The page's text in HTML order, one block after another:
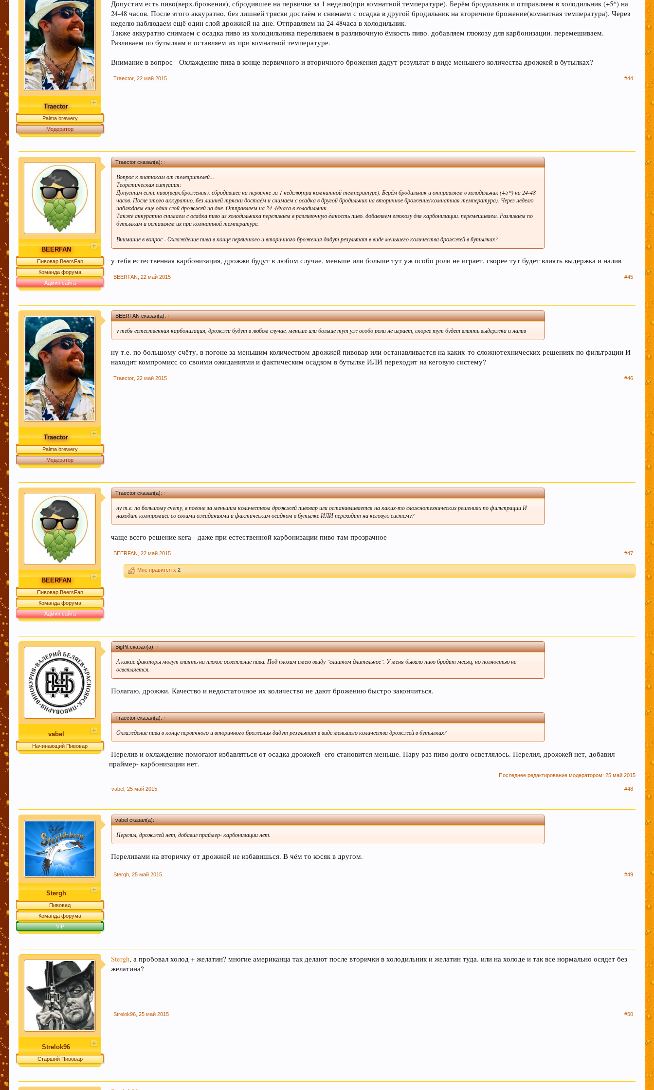
новичкам форума быстро находить нужную информацию по Облаку тэгов справа. Просьба к модераторам форума, так же помочь и по возможности
прописать в существующих темах ключевые слова внизу страницы. Спасибо! С уважением, администрация форума.
Уважаемый пользователь Гость, просьба быть внимательнее, и следить за своими сообщениями - все сообщения в спец. темах (все разделы форума кроме "флэйм, флуд, оффтопик")
не соответствующие по смыслу той теме в которой были написаны - будут удалены без предупреждения (даже если несут в себе ценную информацию, но при этом написаны "не там
где стоило"). Форум растет - содержать его "в чистоте" становиться сложнее, просим не усложнять труд модератора. Если Вы в растерянности по поводу поиска нужной темы – этот
момент можно уточнить в чате Надеемся на понимание, с ув, администрация форума.
УБЕДИТЕЛЬНАЯ ПРОСЬБА!!! Покинуть личные переписки, которые не актуальные для вас и не имеют информационной ценности! СПАСИБО
Этот сайт использует файлы cookie. Продолжая пользоваться данным сайтом, Вы соглашаетесь на использование нами Ваших файлов cookie.
Traector
Palma brewery
Модератор
Допустим есть пиво(верх.брожения), сбродившее на первичке за 1 неделю(при комнатной температуре). Берём бродильник и отправляем в холодильник (+5*) на
24-48 часов. После этого аккуратно, без лишней тряски достаём и снимаем с осадка в другой бродильник на вторичное брожение(комнатная температура). Через
неделю наблюдаем ещё один слой дрожжей на дне. Отправляем на 24-48часа в холодильник.
Также аккуратно снимаем с осадка пиво из холодильника переливаем в разливочную ёмкость пиво. добавляем глюкозу для карбонизации. перемешиваем.
Разливаем по бутылкам и оставляем их при комнатной температуре.
Внимание в вопрос - Охлаждение пива в конце первичного и вторичного брожения дадут результат в виде меньшего количества дрожжей в бутылках?
Traector 22 май 2015 #44
BEERFAN
Пивовар BeersFan
Команда форума
Админ сайта
Traector сказал(а):↑
Вопрос к знатокам от телезрителей...
Теоретическая ситуация:
Допустим есть пиво(верх.брожения), сбродившее на первичке за 1 неделю(при комнатной температуре). Берём бродильник и отправляем в холодильник (+5*) на 24-48
часов. После этого аккуратно, без лишней тряски достаём и снимаем с осадка в другой бродильник на вторичное брожение(комнатная температура). Через неделю
наблюдаем ещё один слой дрожжей на дне. Отправляем на 24-48часа в холодильник.
Также аккуратно снимаем с осадка пиво из холодильника переливаем в разливочную ёмкость пиво. добавляем глюкозу для карбонизации. перемешиваем. Разливаем по
бутылкам и оставляем их при комнатной температуре.
Внимание в вопрос - Охлаждение пива в конце первичного и вторичного брожения дадут результат в виде меньшего количества дрожжей в бутылках?
у тебя естественная карбонизация, дрожжи будут в любом случае, меньше или больше тут уж особо роли не играет, скорее тут будет влиять выдержка и налив
BEERFAN 22 май 2015 #45
Traector
Palma brewery
Модератор
BEERFAN сказал(а):↑
у тебя естественная карбонизация, дрожжи будут в любом случае, меньше или больше тут уж особо роли не играет, скорее тут будет влиять выдержка и налив
ну т.е. по большому счёту, в погоне за меньшим количеством дрожжей пивовар или останавливается на каких-то сложнотехнических решениях по фильтрации И
находит компромисс со своими ожиданиями и фактическим осадком в бутылке ИЛИ переходит на кеговую систему?
Traector 22 май 2015 #46
BEERFAN
Пивовар BeersFan
Команда форума
Админ сайта
Traector сказал(а):↑
ну т.е. по большому счёту, в погоне за меньшим количеством дрожжей пивовар или останавливается на каких-то сложнотехнических решениях по фильтрации И
находит компромисс со своими ожиданиями и фактическим осадком в бутылке ИЛИ переходит на кеговую систему?
чаще всего решение кега - даже при естественной карбонизации пиво там прозрачное
BEERFAN 22 май 2015 #47
Мне нравится x2
vabel
Начинающий Пивовар
BigPit сказал(а):↑
А какие факторы могут влиять на плохое осветление пива. Под плохим имею ввиду "слишком длительное". У меня бывало пиво бродит месяц, но полностью не
осветляется.
Полагаю, дрожжи. Качество и недостаточное их количество не дают брожению быстро закончиться.
Traector сказал(а):↑
Охлаждение пива в конце первичного и вторичного брожения дадут результат в виде меньшего количества дрожжей в бутылках?
Перелив и охлаждение помогают избавляться от осадка дрожжей- его становится меньше. Пару раз пиво долго осветлялось. Перелил, дрожжей нет, добавил
праймер- карбонизации нет.
Последнее редактирование модератором: 25 май 2015
vabel 25 май 2015 #48
Stergh
Пивовед
Команда форума
VIP
vabel сказал(а):↑
Перелил, дрожжей нет, добавил праймер- карбонизации нет.
Переливами на вторичку от дрожжей не избавишься. В чём то косяк в другом.
Stergh 25 май 2015 #49
Strelok96
Старший Пивовар
Stergh, а пробовал холод + желатин? многие американца так делают после вторички в холодильник и желатин туда. или на холоде и так все нормально осядет без
желатина?
Strelok96 25 май 2015 #50